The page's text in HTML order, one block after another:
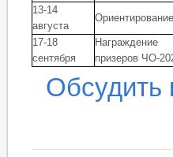
13-14
августа
Ориентирование
17-18
сентября
Награждение
призеров ЧО-
Обсудить